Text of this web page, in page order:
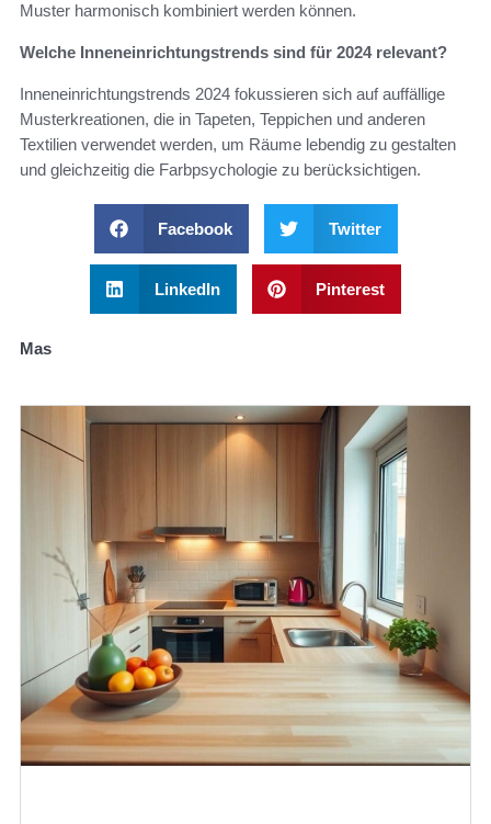
Muster harmonisch kombiniert werden können.
Welche Inneneinrichtungstrends sind für 2024 relevant?
Inneneinrichtungstrends 2024 fokussieren sich auf auffällige
Musterkreationen, die in Tapeten, Teppichen und anderen
Textilien verwendet werden, um Räume lebendig zu gestalten
und gleichzeitig die Farbpsychologie zu berücksichtigen.
Facebook Twitter
LinkedIn Pinterest
Mas